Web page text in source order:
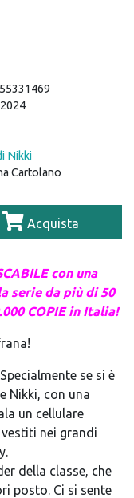
Nikki
Cartolano
Acquista
con una
serie da più di 50
COPIE in Italia!
se si è
Nikki, con una
un cellulare
nei grandi
della classe, che
posto. Ci si sente